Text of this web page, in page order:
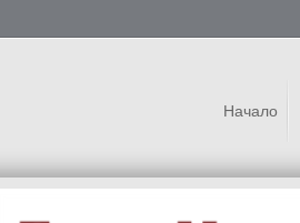
Начало